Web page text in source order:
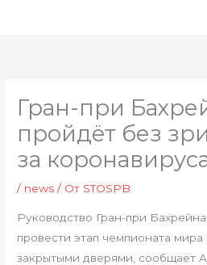
Гран-при
пройдёт без
за
/ news / От STOSPB
Руководство Гран-при
провести этап чемпионата
закрытыми дверями, сообщает